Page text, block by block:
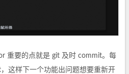
重要的点就是 git 及时 commit。每
这样下一个功能出问题想要重新开